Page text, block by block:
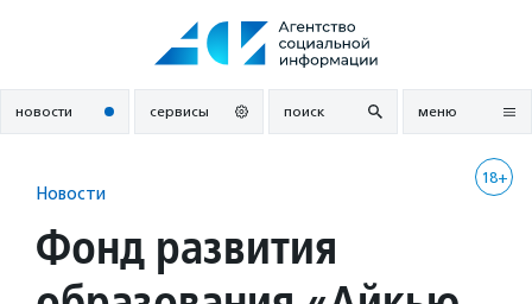
новости сервисы поиск меню
18+
Новости
Фонд развития